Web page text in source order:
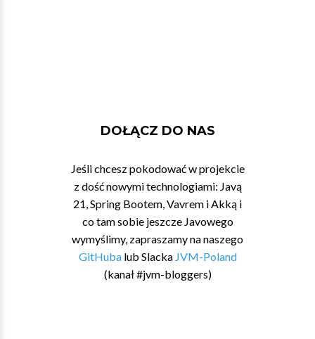
DOŁĄCZ DO NAS
Jeśli chcesz pokodować w projekcie
z dość nowymi technologiami: Javą
21, Spring Bootem, Vavrem i Akką i
co tam sobie jeszcze Javowego
wymyślimy, zapraszamy na naszego
GitHubalub Slacka JVM-Poland
(kanał #jvm-bloggers)